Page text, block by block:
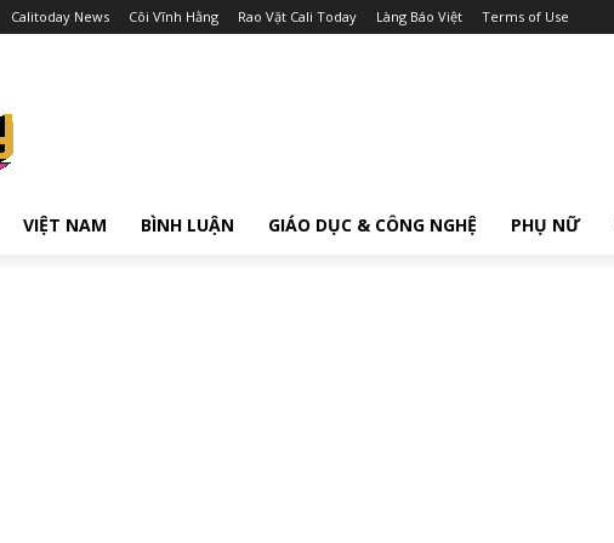
Calitoday News Cõi Vĩnh Hằng Rao Vặt Cali Today Làng Báo Việt Terms of Use
VIỆT NAM BÌNH LUẬN GIÁO DỤC & CÔNG NGHỆ PHỤ NỮ